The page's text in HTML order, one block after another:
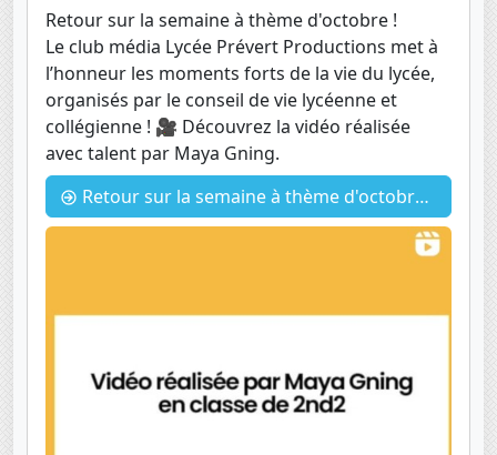
Retour sur la semaine à thème d'octobre !
Le club média Lycée Prévert Productions met à
l’honneur les moments forts de la vie du lycée,
organisés par le conseil de vie lycéenne et
collégienne ! 🎥 Découvrez la vidéo réalisée
avec talent par Maya Gning.
Retour sur la semaine à thème d'octobre ! Vidéo de Maya Gning - élève de 2nde 2